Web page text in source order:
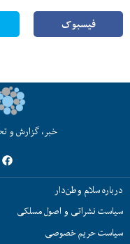
فیسبوک
خبر، گزارش و
سلام وطن‌دار
نشراتی و اصول مسلکی
حریم خصوصی